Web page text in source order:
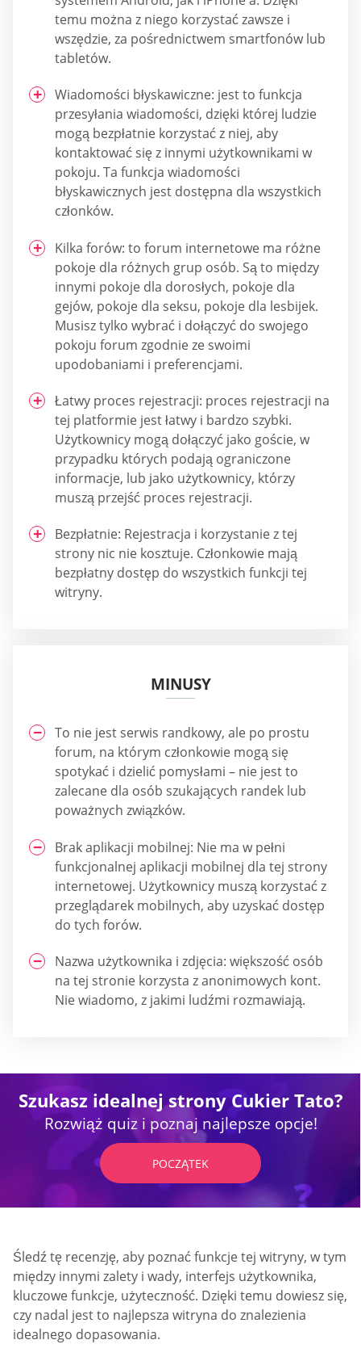
temu można z niego korzystać zawsze i
wszędzie, za pośrednictwem smartfonów lub
tabletów.
Wiadomości błyskawiczne: jest to funkcja
przesyłania wiadomości, dzięki której ludzie
mogą bezpłatnie korzystać z niej, aby
kontaktować się z innymi użytkownikami w
pokoju. Ta funkcja wiadomości
błyskawicznych jest dostępna dla wszystkich
członków.
Kilka forów: to forum internetowe ma różne
pokoje dla różnych grup osób. Są to między
innymi pokoje dla dorosłych, pokoje dla
gejów, pokoje dla seksu, pokoje dla lesbijek.
Musisz tylko wybrać i dołączyć do swojego
pokoju forum zgodnie ze swoimi
upodobaniami i preferencjami.
Łatwy proces rejestracji: proces rejestracji na
tej platformie jest łatwy i bardzo szybki.
Użytkownicy mogą dołączyć jako goście, w
przypadku których podają ograniczone
informacje, lub jako użytkownicy, którzy
muszą przejść proces rejestracji.
Bezpłatnie: Rejestracja i korzystanie z tej
strony nic nie kosztuje. Członkowie mają
bezpłatny dostęp do wszystkich funkcji tej
witryny.
MINUSY
To nie jest serwis randkowy, ale po prostu
forum, na którym członkowie mogą się
spotykać i dzielić pomysłami – nie jest to
zalecane dla osób szukających randek lub
poważnych związków.
Brak aplikacji mobilnej: Nie ma w pełni
funkcjonalnej aplikacji mobilnej dla tej strony
internetowej. Użytkownicy muszą korzystać z
przeglądarek mobilnych, aby uzyskać dostęp
do tych forów.
Nazwa użytkownika i zdjęcia: większość osób
na tej stronie korzysta z anonimowych kont.
Nie wiadomo, z jakimi ludźmi rozmawiają.
Szukasz idealnej strony Cukier Tato?
Rozwiąż quiz i poznaj najlepsze opcje!
POCZĄTEK
Śledź tę recenzję, aby poznać funkcje tej witryny, w tym
między innymi zalety i wady, interfejs użytkownika,
kluczowe funkcje, użyteczność. Dzięki temu dowiesz się,
czy nadal jest to najlepsza witryna do znalezienia
idealnego dopasowania.